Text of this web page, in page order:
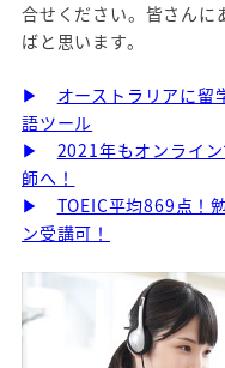
合せください。皆さんに
ばと思います。
▶
オーストラリアに留
語ツール
▶
2021年もオンライ
師へ！
▶
TOEIC平均869点！
ン受講可！